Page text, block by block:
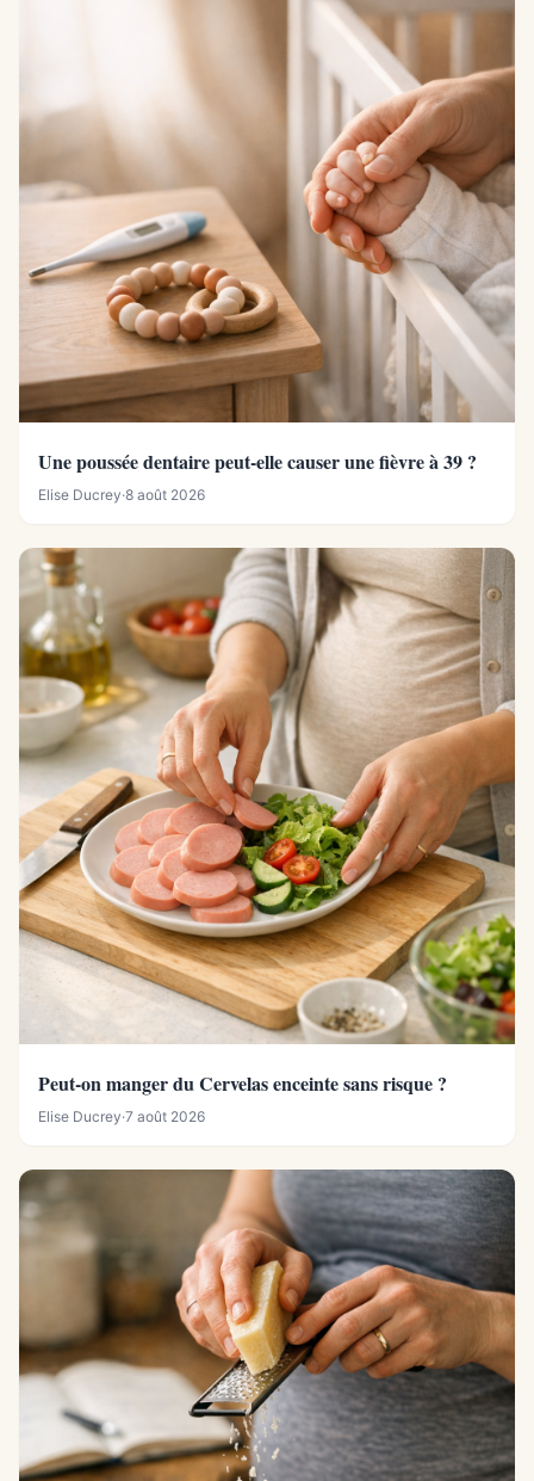
Une poussée dentaire peut-elle causer une fièvre à 39 ?
Elise Ducrey·8 août 2026
Peut-on manger du Cervelas enceinte sans risque ?
Elise Ducrey·7 août 2026